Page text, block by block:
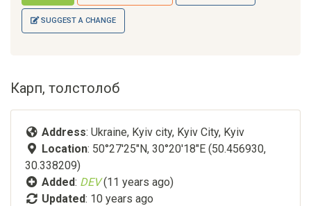
SUGGEST A CHANGE
Карп, толстолоб
Address: Ukraine, Kyiv city, Kyiv City, Kyiv
Location: 50°27'25"N, 30°20'18"E (50.456930,
30.338209)
Added: DEV (11 years ago)
Updated: 10 years ago